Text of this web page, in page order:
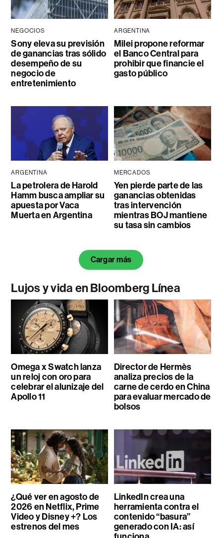
NEGOCIOS
Sony eleva su previsión
de ganancias tras sólido
desempeño de su
negocio de
entretenimiento
ARGENTINA
Milei propone reformar
el Banco Central para
prohibir que financie el
gasto público
ARGENTINA
La petrolera de Harold
Hamm busca ampliar su
apuesta por Vaca
Muerta en Argentina
MERCADOS
Yen pierde parte de las
ganancias obtenidas
tras intervención
mientras BOJ mantiene
su tasa sin cambios
Cargar más
Lujos y vida en Bloomberg Línea
Omega x Swatch lanza
un reloj con oro para
celebrar el alunizaje del
Apollo 11
Director de Hermès
analiza precios de la
carne de cerdo en China
para evaluar mercado de
bolsos
¿Qué ver en agosto de
2026 en Netflix, Prime
Video y Disney +? Los
estrenos del mes
LinkedIn crea una
herramienta contra el
contenido “basura”
generado con IA: así